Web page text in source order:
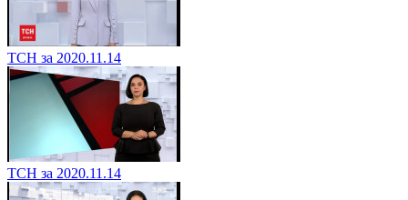
ТСН за 2020.11.14
ТСН за 2020.11.14